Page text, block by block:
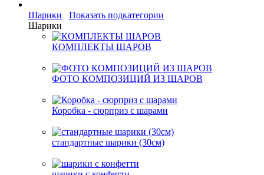
Шарики
Показать подкатегории
Шарики
КОМПЛЕКТЫ ШАРОВ
ФОТО КОМПОЗИЦИЙ ИЗ ШАРОВ
Коробка - сюрприз с шарами
стандартные шарики (30см)